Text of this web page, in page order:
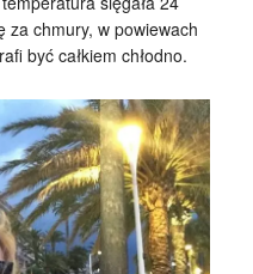
za chmury, w powiewach
być całkiem chłodno.